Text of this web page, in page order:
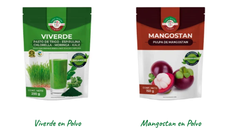
Viverde en Polvo
Mangostan en Polvo